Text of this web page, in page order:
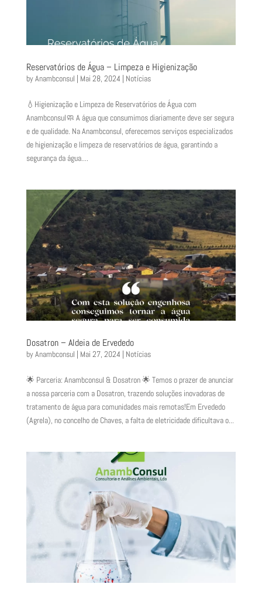
Reservatórios de Água – Limpeza e Higienização
byAnambconsul | Mai 28, 2024 | Notícias
💧Higienização e Limpeza de Reservatórios de Água com
Anambconsul🧼 A água que consumimos diariamente deve ser segura
e de qualidade. Na Anambconsul, oferecemos serviços especializados
de higienização e limpeza de reservatórios de água, garantindo a
segurança da água....
Dosatron – Aldeia de Ervededo
byAnambconsul | Mai 27, 2024 | Notícias
🌟 Parceria: Anambconsul & Dosatron 🌟 Temos o prazer de anunciar
a nossa parceria com a Dosatron, trazendo soluções inovadoras de
tratamento de água para comunidades mais remotas!Em Ervededo
(Agrela), no concelho de Chaves, a falta de eletricidade dificultava o...